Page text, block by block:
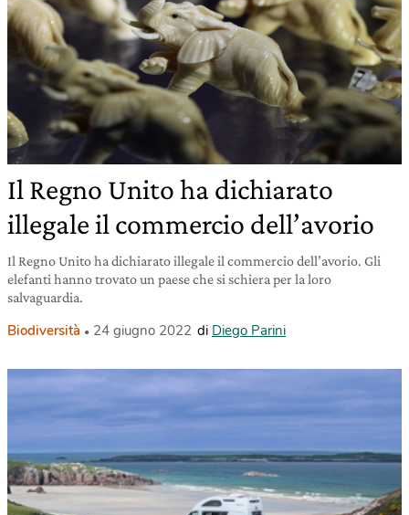
Il Regno Unito ha dichiarato
illegale il commercio dell’avorio
Il Regno Unito ha dichiarato illegale il commercio dell’avorio. Gli
elefanti hanno trovato un paese che si schiera per la loro
salvaguardia.
Biodiversità 24 giugno 2022 di Diego Parini